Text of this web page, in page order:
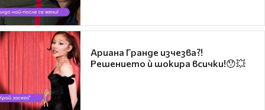
Ариана Гранде изчезва?!
Решението ѝ шокира всички!😯💥